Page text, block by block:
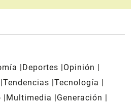
Deportes
Opinión
Tendencias Tecnología
Multimedia
Generación